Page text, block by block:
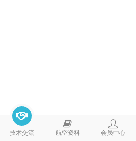
技术交流 航空资料 会员中心